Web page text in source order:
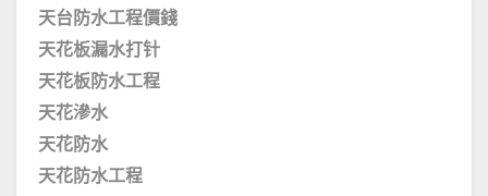
天台防水工程價錢
天花板漏水打针
天花板防水工程
天花滲水
天花防水
天花防水工程